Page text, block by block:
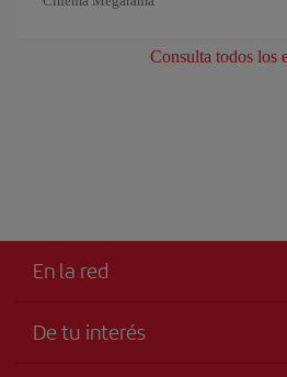
Consulta todos los
En la red
De tu interés